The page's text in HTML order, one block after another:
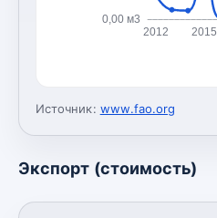
0,00 м3
2012 2015
Источник: www.fao.org
Экспорт (стоимость)